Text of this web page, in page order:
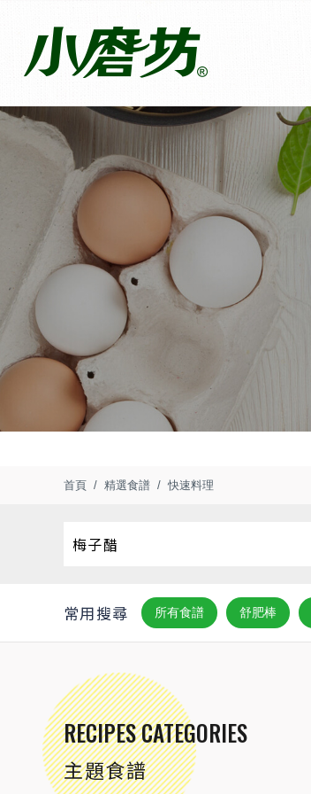
首頁 精選食譜 快速料理
常用搜尋 所有食譜 舒肥棒
RECIPES CATEGORIES
主題食譜